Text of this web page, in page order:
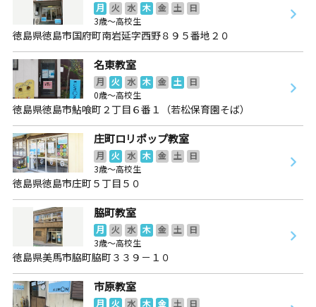
月 火 水 木 金 土
日
3歳～高校生
徳島県徳島市国府町南岩延字西野８９５番地２０
名東教室
月 火 水 木 金 土
日
0歳～高校生
徳島県徳島市鮎喰町２丁目６番１（若松保育園そば）
庄町ロリポップ教室
月 火 水 木 金 土
日
3歳～高校生
徳島県徳島市庄町５丁目５０
脇町教室
月 火 水 木 金 土
日
3歳～高校生
徳島県美馬市脇町脇町３３９－１０
市原教室
月 火 水 木 金 土
日